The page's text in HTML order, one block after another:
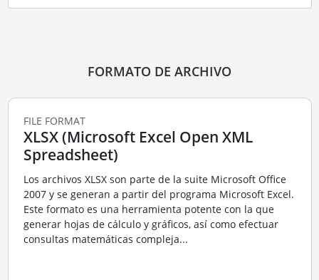
FORMATO DE ARCHIVO
FILE FORMAT
XLSX (Microsoft Excel Open XML
Spreadsheet)
Los archivos XLSX son parte de la suite Microsoft Office
2007 y se generan a partir del programa Microsoft Excel.
Este formato es una herramienta potente con la que
generar hojas de cálculo y gráficos, así como efectuar
consultas matemáticas compleja...